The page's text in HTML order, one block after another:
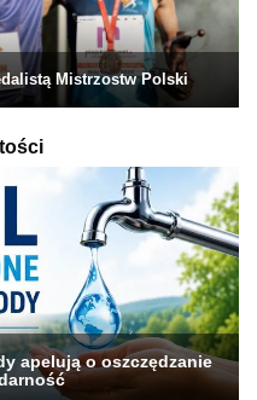
Mistrzostw Polski
apelują o oszczędzanie